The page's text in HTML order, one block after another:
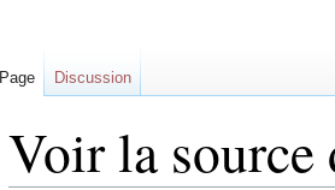
Voir la
Page Discussion